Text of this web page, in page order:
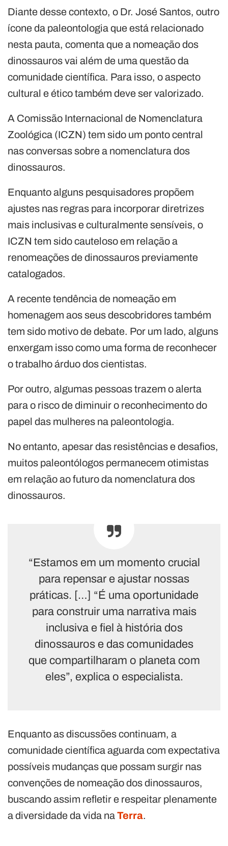
Diante desse contexto, o Dr. José Santos, outro
ícone da paleontologia que está relacionado
nesta pauta, comenta que a nomeação dos
dinossauros vai além de uma questão da
comunidade científica. Para isso, o aspecto
cultural e ético também deve ser valorizado.
A Comissão Internacional de Nomenclatura
Zoológica (ICZN) tem sido um ponto central
nas conversas sobre a nomenclatura dos
dinossauros.
Enquanto alguns pesquisadores propõem
ajustes nas regras para incorporar diretrizes
mais inclusivas e culturalmente sensíveis, o
ICZN tem sido cauteloso em relação a
renomeações de dinossauros previamente
catalogados.
A recente tendência de nomeação em
homenagem aos seus descobridores também
tem sido motivo de debate. Por um lado, alguns
enxergam isso como uma forma de reconhecer
o trabalho árduo dos cientistas.
Por outro, algumas pessoas trazem o alerta
para o risco de diminuir o reconhecimento do
papel das mulheres na paleontologia.
No entanto, apesar das resistências e desafios,
muitos paleontólogos permanecem otimistas
em relação ao futuro da nomenclatura dos
dinossauros.
“Estamos em um momento crucial
para repensar e ajustar nossas
práticas. […] “É uma oportunidade
para construir uma narrativa mais
inclusiva e fiel à história dos
dinossauros e das comunidades
que compartilharam o planeta com
eles”, explica o especialista.
Enquanto as discussões continuam, a
comunidade científica aguarda com expectativa
possíveis mudanças que possam surgir nas
convenções de nomeação dos dinossauros,
buscando assim refletir e respeitar plenamente
a diversidade da vida naTerra.